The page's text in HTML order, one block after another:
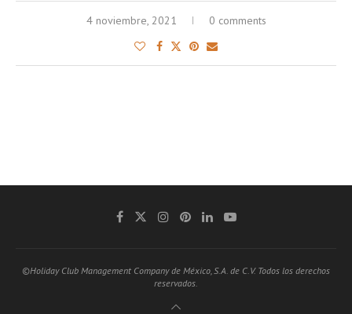
4 noviembre, 2021 0 comments
©Holiday Club Management Company de México, S.A. de C.V. Todos los derechos
reservados.